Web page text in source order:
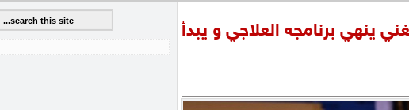
ينهي برنامجه العلاجي و يبدأ